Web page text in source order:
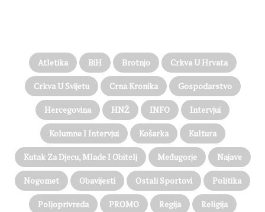
Atletika BiH Brotnjo Crkva U Hrvata
Crkva U Svijetu Crna Kronika Gospodarstvo
Hercegovina HNŽ INFO Intervjui
Kolumne I Intervjui Košarka Kultura
Kutak Za Djecu, Mlade I Obitelj Međugorje Najave
Nogomet Obavijesti Ostali Sportovi Politika
Poljoprivreda PROMO Regija Religija